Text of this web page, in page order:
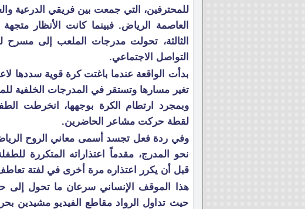
للمحترفين، التي جمعت بين فريقي الدرعية
العاصمة الرياض. فبينما كانت الأنظار
الثالثة، تحولت مدرجات الملعب إلى
التواصل الاجتماعي.
بدأت الواقعة عندما باغتت كرة قوية سددها
تغير مسارها وتستقر في المدرجات الخلفية
وبمجرد ارتطام الكرة بوجهها، انخرطت
لقطة حركت مشاعر الحاضرين.
وفي ردة فعل تجسد أسمى معاني الروح
نحو المدرج، مقدماً اعتذاراته المتكررة
قبل أن يكرر اعتذاره مرة أخرى في لفتة تعاطف
هذا الموقف الإنساني سرعان ما تحول إلى
حيث تداول الرواد مقاطع الفيديو مشيدين